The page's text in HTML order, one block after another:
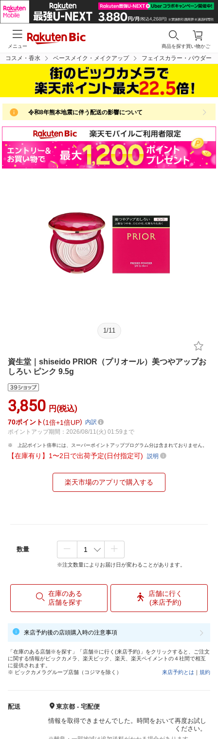
買い物かご
商品を探す
メニュー
コスメ・香水 ベースメイク・メイクアップ フェイスカラー・パウダー
令和8年熊本地震に伴う配送の影響について
1 /11
資生堂｜shiseido PRIOR（プリオール）美つやアップお
しろい ピンク 9.5g
3,850 円(税込)
70ポイント 1倍 1倍UP
内訳
ポイントアップ期間：2026/08/11(火) 01:59まで
上記ポイント倍率には、スーパーポイントアッププログラム分は含まれておりません。
【在庫有り】1〜2日で出荷予定(日付指定可) 説明
楽天市場のアプリで購入する
数量
※注文数量によりお届け日が変わることがあります。
在庫のある
店舗を探す
店舗に行く
(来店予約)
来店予約後の店頭購入時の注意事項
「在庫のある店舗※を探す」「店舗※に行く(来店予約)」をクリックすると、ご注文
に関する情報がビックカメラ、楽天ビック、楽天、楽天ペイメントの４社間で相互
に提供されます。
※ ビックカメラグループ店舗（コジマを除く）
来店予約とは ｜ 規約
配送
東京都 - 宅配便
情報を取得できませんでした。時間をおいて再度お試し
ください。